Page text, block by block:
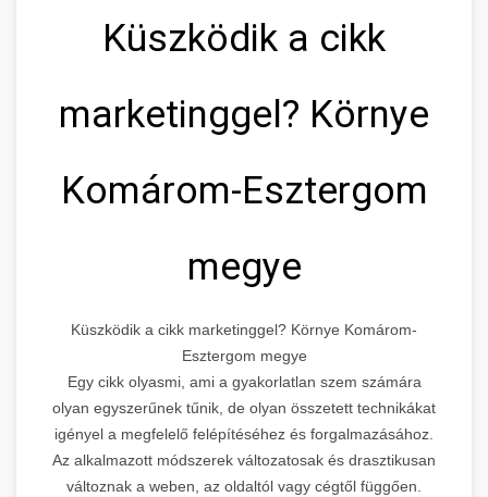
Küszködik a cikk
marketinggel? Környe
Komárom-Esztergom
megye
Küszködik a cikk marketinggel? Környe Komárom-
Esztergom megye
Egy cikk olyasmi, ami a gyakorlatlan szem számára
olyan egyszerűnek tűnik, de olyan összetett technikákat
igényel a megfelelő felépítéséhez és forgalmazásához.
Az alkalmazott módszerek változatosak és drasztikusan
változnak a weben, az oldaltól vagy cégtől függően.